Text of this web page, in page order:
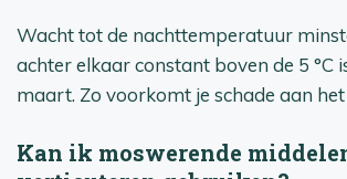
Wacht tot de nachttemperatuur
achter elkaar constant boven de 5 °C
maart. Zo voorkomt je schade aan
Kan ik moswerende